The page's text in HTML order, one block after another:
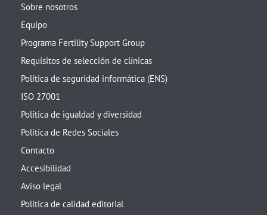
Sobre nosotros
Equipo
Programa Fertility Support Group
Requisitos de selección de clínicas
Política de seguridad informática (ENS)
ISO 27001
Política de igualdad y diversidad
Política de Redes Sociales
Contacto
Accesibilidad
Aviso legal
Política de calidad editorial